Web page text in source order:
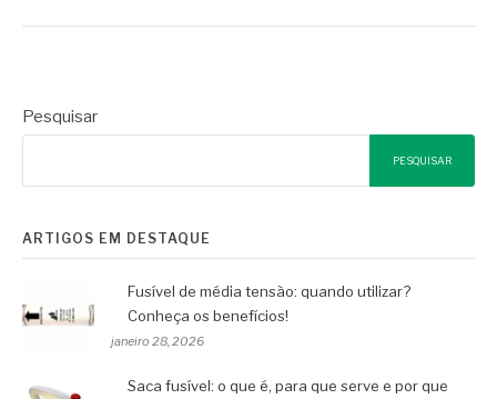
Pesquisar
PESQUISAR
ARTIGOS EM DESTAQUE
Fusível de média tensão: quando utilizar?
Conheça os benefícios!
janeiro 28, 2026
Saca fusível: o que é, para que serve e por que